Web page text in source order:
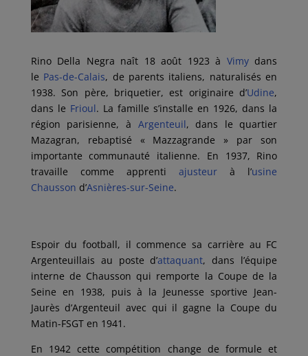
Rino Della Negra naît 18 août 1923 à Vimydans
le Pas-de-Calais, de parents italiens, naturalisés en
1938. Son père, briquetier, est originaire d’Udine,
dans le Frioul. La famille s’installe en 1926, dans la
région parisienne, à Argenteuil, dans le quartier
Mazagran, rebaptisé « Mazzagrande » par son
importante communauté italienne. En 1937, Rino
travaille comme apprentiajusteur à l’usine
Chausson d’Asnières-sur-Seine.
Espoir du football, il commence sa carrière au FC
Argenteuillais au poste d’attaquant, dans l’équipe
interne de Chausson qui remporte la Coupe de la
Seine en 1938, puis à la Jeunesse sportive Jean-
Jaurès d’Argenteuil avec qui il gagne la Coupe du
Matin-FSGT en 1941.
En 1942 cette compétition change de formule et